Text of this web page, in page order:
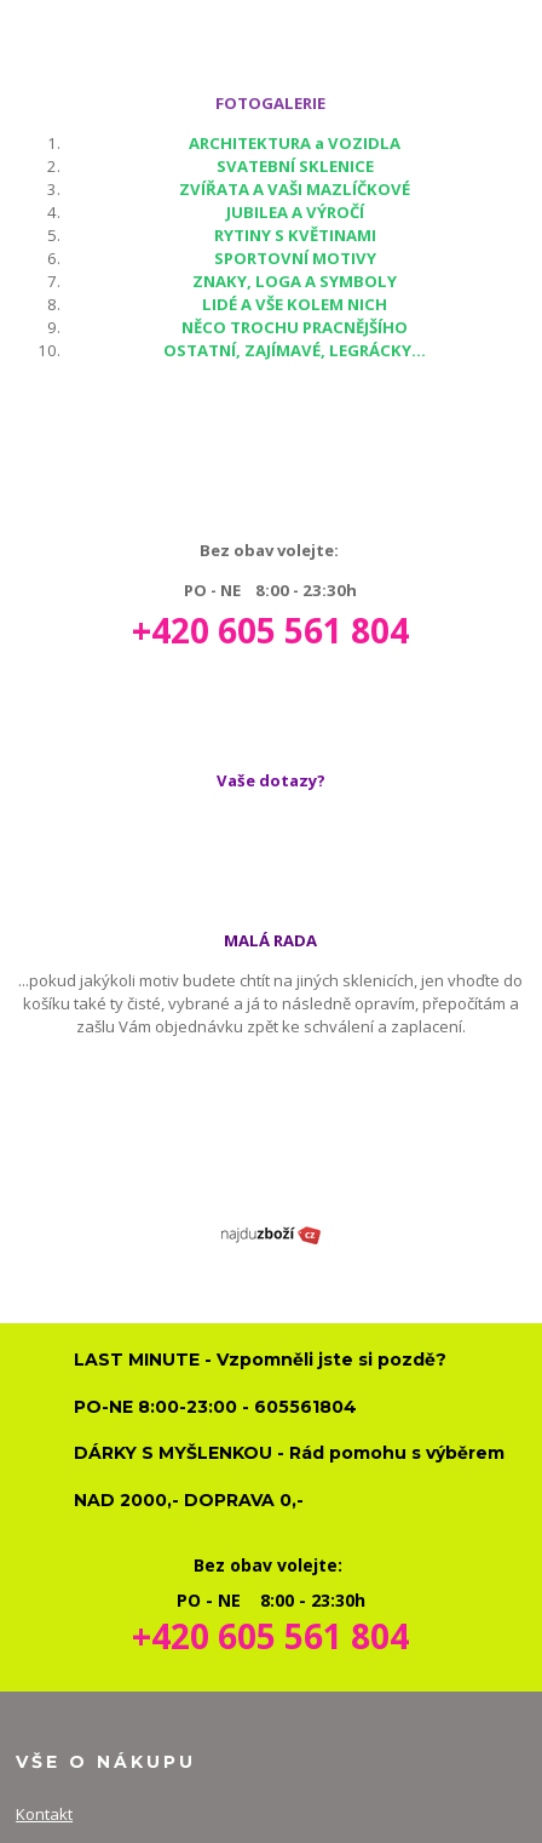
FOTOGALERIE
ARCHITEKTURA a VOZIDLA
SVATEBNÍ SKLENICE
ZVÍŘATA A VAŠI MAZLÍČKOVÉ
JUBILEA A VÝROČÍ
RYTINY S KVĚTINAMI
SPORTOVNÍ MOTIVY
ZNAKY, LOGA A SYMBOLY
LIDÉ A VŠE KOLEM NICH
NĚCO TROCHU PRACNĚJŠÍHO
OSTATNÍ, ZAJÍMAVÉ, LEGRÁCKY...
Bez obav volejte:
PO - NE 8:00 - 23:30h
+420 605 561 804
Vaše dotazy?
MALÁ RADA
...pokud jakýkoli motiv budete chtít na jiných sklenicích, jen vhoďte do
košíku také ty čisté, vybrané a já to následně opravím, přepočítám a
zašlu Vám objednávku zpět ke schválení a zaplacení.
LAST MINUTE - Vzpomněli jste si pozdě?
PO-NE 8:00-23:00 - 605561804
DÁRKY S MYŠLENKOU - Rád pomohu s výběrem
NAD 2000,- DOPRAVA 0,-
Bez obav volejte:
PO - NE 8:00 - 23:30h
+420 605 561 804
VŠE O NÁKUPU
Kontakt